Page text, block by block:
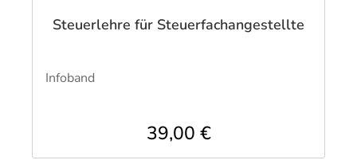
Steuerlehre für Steuerfachangestellte
Infoband
39,00 €